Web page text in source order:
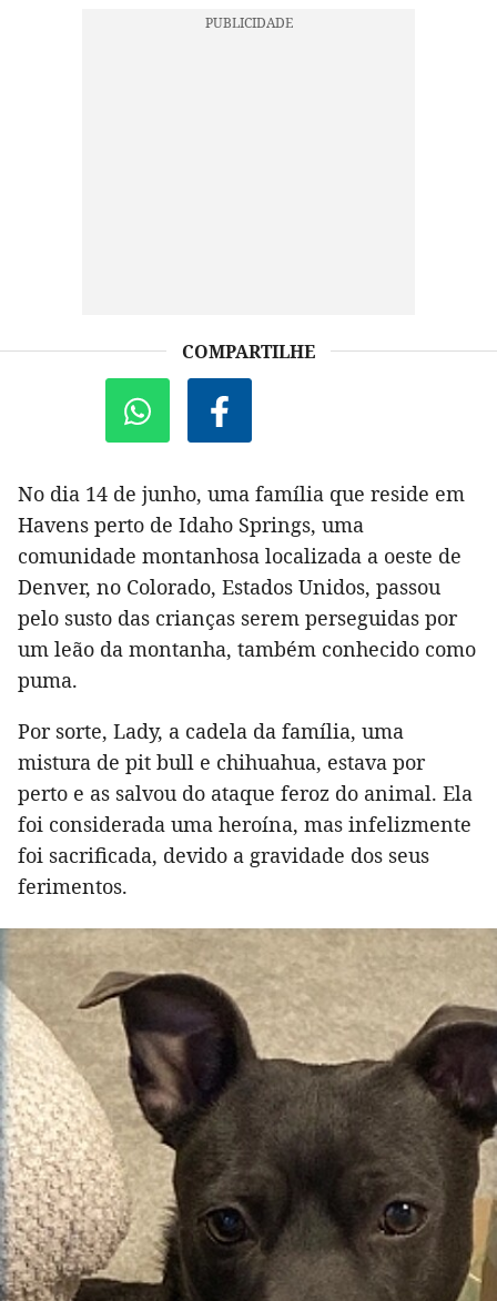
COMPARTILHE
No dia 14 de junho, uma família que reside em
Havens perto de Idaho Springs, uma
comunidade montanhosa localizada a oeste de
Denver, no Colorado, Estados Unidos, passou
pelo susto das crianças serem perseguidas por
um leão da montanha, também conhecido como
puma.
Por sorte, Lady, a cadela da família, uma
mistura de pit bull e chihuahua, estava por
perto e as salvou do ataque feroz do animal. Ela
foi considerada uma heroína, mas infelizmente
foi sacrificada, devido a gravidade dos seus
ferimentos.